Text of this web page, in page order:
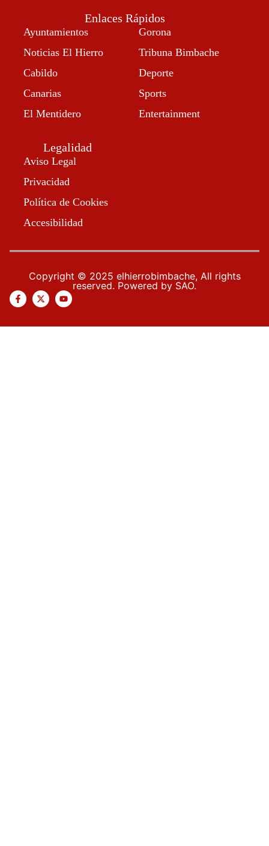
Enlaces Rápidos
Ayuntamientos
Noticias El Hierro
Cabildo
Canarias
El Mentidero
Gorona
Tribuna Bimbache
Deporte
Sports
Entertainment
Legalidad
Aviso Legal
Privacidad
Política de Cookies
Accesibilidad
Copyright © 2025 elhierrobimbache, All rights
reserved. Powered by SAO.